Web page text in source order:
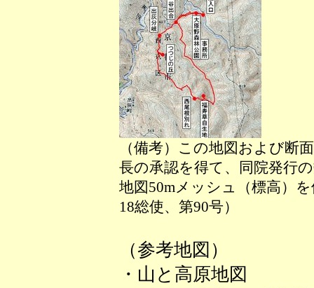
（備考）この地図および断
長の承認を得て、同院発行
地図50mメッシュ（標高）
18総使、第90号）
（参考地図）
・山と高原地